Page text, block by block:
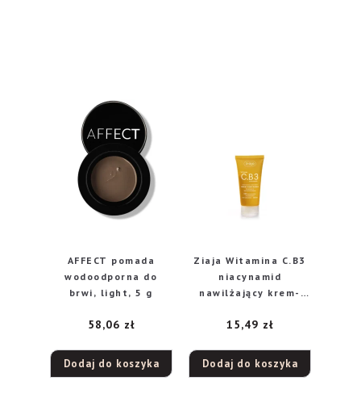
AFFECT pomada
wodoodporna do
brwi, light, 5 g
58,06 zł
Dodaj do koszyka
Ziaja Witamina C.B3
niacynamid
nawilżający krem-
noc, 50 ml
15,49 zł
Dodaj do koszyka